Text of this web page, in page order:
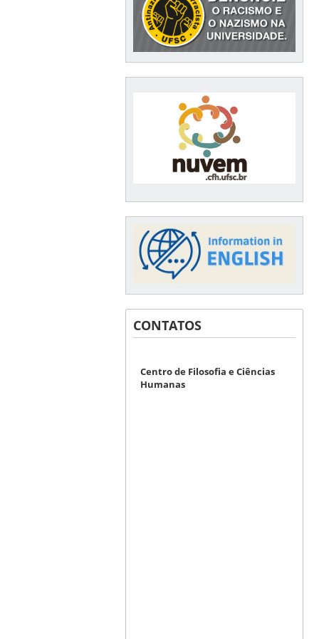
CONTATOS
Centro de Filosofia e Ciências
Humanas